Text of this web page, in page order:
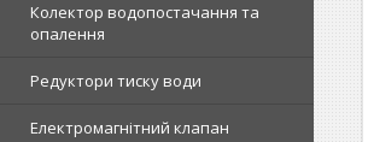
Колектор водопостачання та
опалення
Редуктори тиску води
Електромагнітний клапан